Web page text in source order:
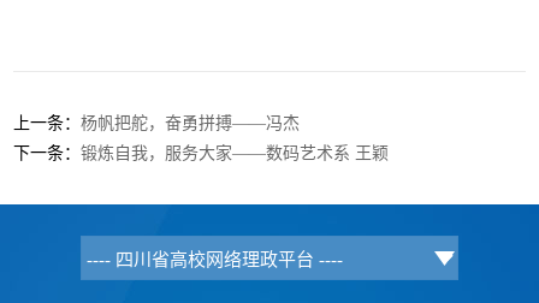
上一条：杨帆把舵，奋勇拼搏——冯杰
下一条：锻炼自我，服务大家——数码艺术系 王颖